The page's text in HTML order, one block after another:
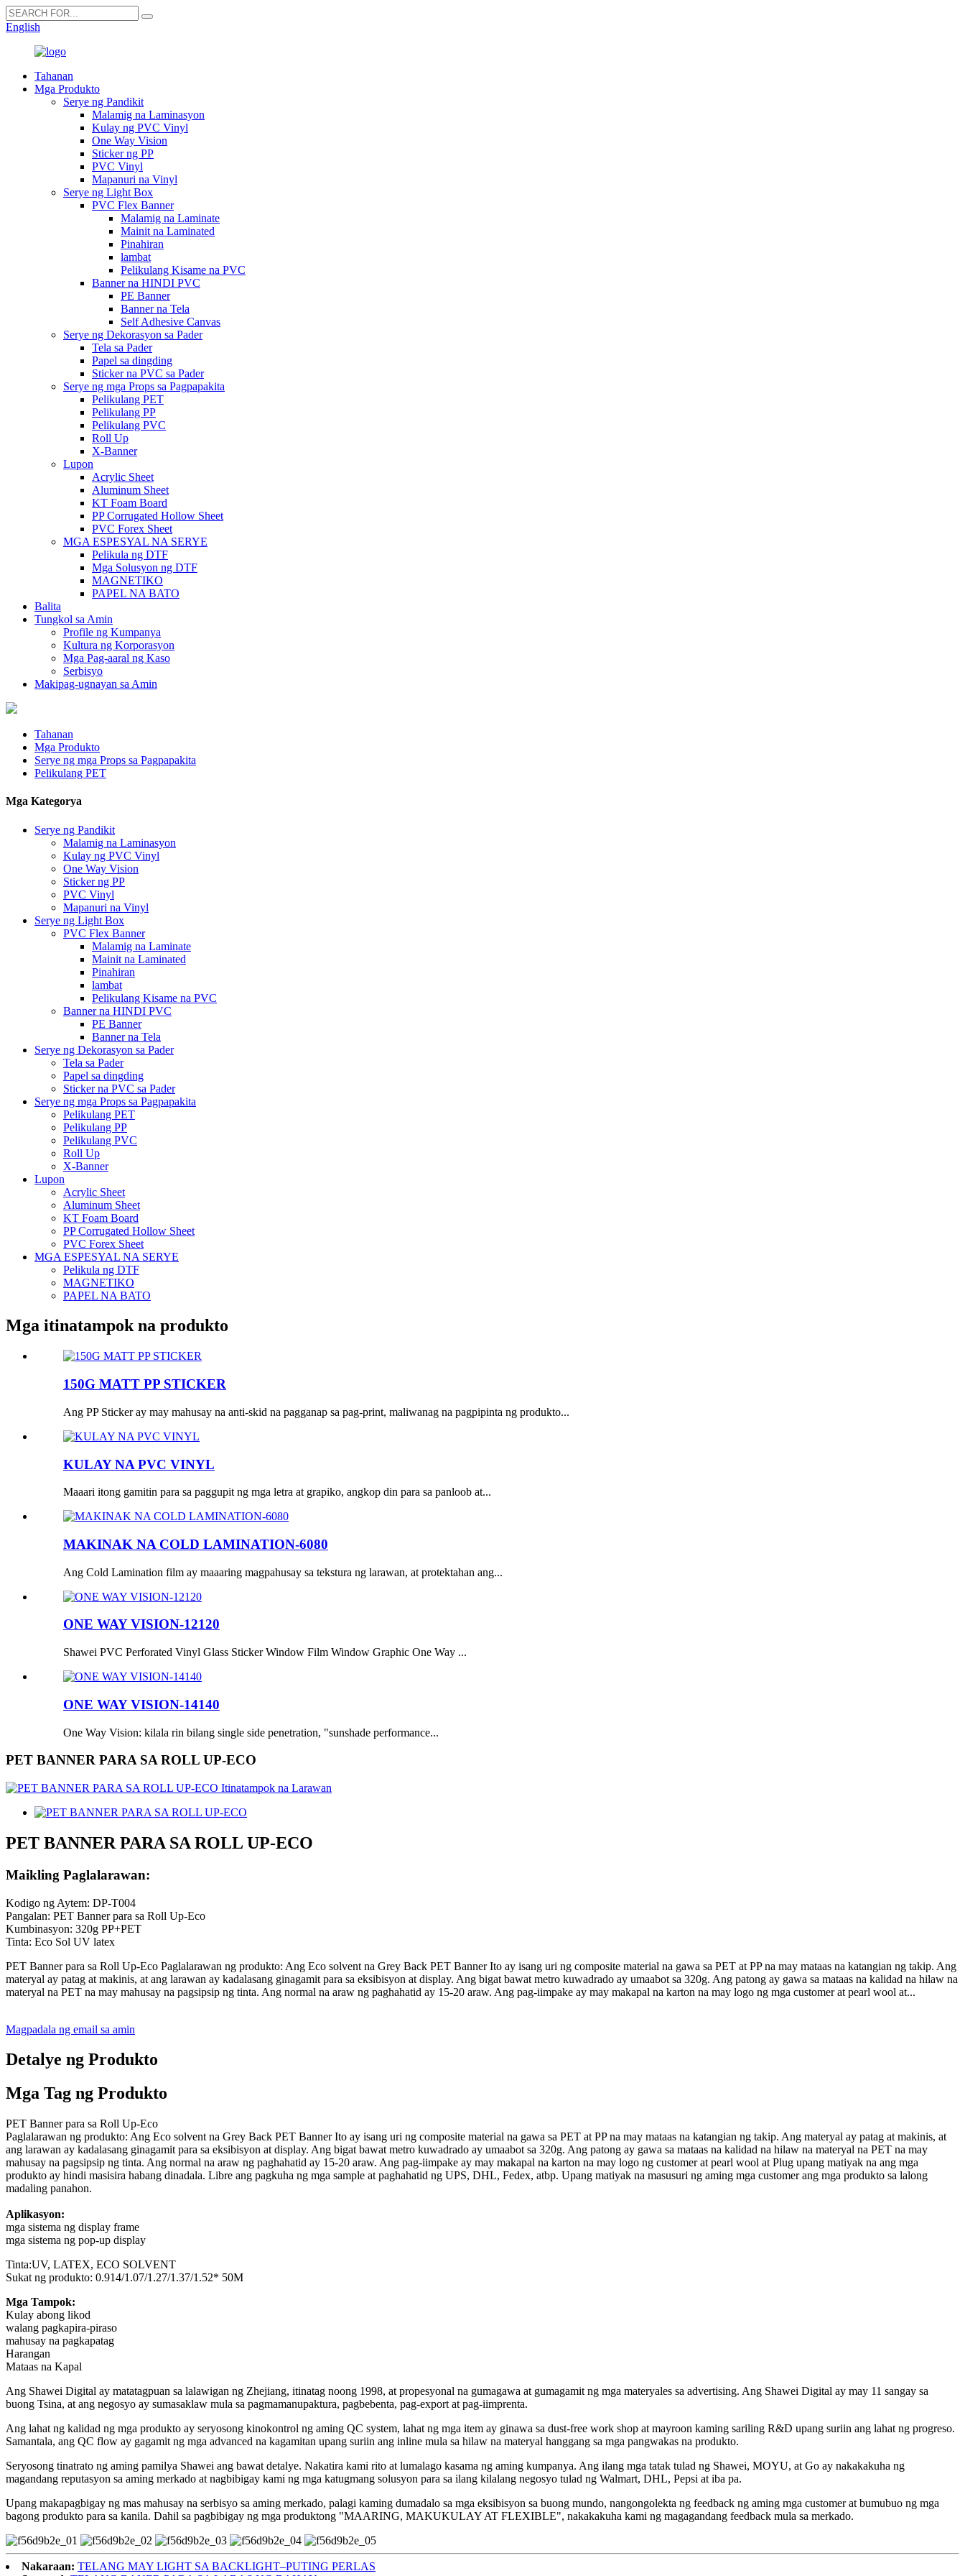
English
Tahanan
Mga Produkto
Serye ng Pandikit
Malamig na Laminasyon
Kulay ng PVC Vinyl
One Way Vision
Sticker ng PP
PVC Vinyl
Mapanuri na Vinyl
Serye ng Light Box
PVC Flex Banner
Malamig na Laminate
Mainit na Laminated
Pinahiran
lambat
Pelikulang Kisame na PVC
Banner na HINDI PVC
PE Banner
Banner na Tela
Self Adhesive Canvas
Serye ng Dekorasyon sa Pader
Tela sa Pader
Papel sa dingding
Sticker na PVC sa Pader
Serye ng mga Props sa Pagpapakita
Pelikulang PET
Pelikulang PP
Pelikulang PVC
Roll Up
X-Banner
Lupon
Acrylic Sheet
Aluminum Sheet
KT Foam Board
PP Corrugated Hollow Sheet
PVC Forex Sheet
MGA ESPESYAL NA SERYE
Pelikula ng DTF
Mga Solusyon ng DTF
MAGNETIKO
PAPEL NA BATO
Balita
Tungkol sa Amin
Profile ng Kumpanya
Kultura ng Korporasyon
Mga Pag-aaral ng Kaso
Serbisyo
Makipag-ugnayan sa Amin
Tahanan
Mga Produkto
Serye ng mga Props sa Pagpapakita
Pelikulang PET
Mga Kategorya
Serye ng Pandikit
Malamig na Laminasyon
Kulay ng PVC Vinyl
One Way Vision
Sticker ng PP
PVC Vinyl
Mapanuri na Vinyl
Serye ng Light Box
PVC Flex Banner
Malamig na Laminate
Mainit na Laminated
Pinahiran
lambat
Pelikulang Kisame na PVC
Banner na HINDI PVC
PE Banner
Banner na Tela
Serye ng Dekorasyon sa Pader
Tela sa Pader
Papel sa dingding
Sticker na PVC sa Pader
Serye ng mga Props sa Pagpapakita
Pelikulang PET
Pelikulang PP
Pelikulang PVC
Roll Up
X-Banner
Lupon
Acrylic Sheet
Aluminum Sheet
KT Foam Board
PP Corrugated Hollow Sheet
PVC Forex Sheet
MGA ESPESYAL NA SERYE
Pelikula ng DTF
MAGNETIKO
PAPEL NA BATO
Mga itinatampok na produkto
150G MATT PP STICKER
Ang PP Sticker ay may mahusay na anti-skid na pagganap sa pag-print, maliwanag na pagpipinta ng produkto...
KULAY NA PVC VINYL
Maaari itong gamitin para sa paggupit ng mga letra at grapiko, angkop din para sa panloob at...
MAKINAK NA COLD LAMINATION-6080
Ang Cold Lamination film ay maaaring magpahusay sa tekstura ng larawan, at protektahan ang...
ONE WAY VISION-12120
Shawei PVC Perforated Vinyl Glass Sticker Window Film Window Graphic One Way ...
ONE WAY VISION-14140
One Way Vision: kilala rin bilang single side penetration, "sunshade performance...
PET BANNER PARA SA ROLL UP-ECO
PET BANNER PARA SA ROLL UP-ECO
Maikling Paglalarawan:
Kodigo ng Aytem: DP-T004
Pangalan: PET Banner para sa Roll Up-Eco
Kumbinasyon: 320g PP+PET
Tinta: Eco Sol UV latex
PET Banner para sa Roll Up-Eco Paglalarawan ng produkto: Ang Eco solvent na Grey Back PET Banner Ito ay isang uri ng composite material na gawa sa PET at PP na may mataas na katangian ng takip. Ang
materyal ay patag at makinis, at ang larawan ay kadalasang ginagamit para sa eksibisyon at display. Ang bigat bawat metro kuwadrado ay umaabot sa 320g. Ang patong ay gawa sa mataas na kalidad na hilaw na
materyal na PET na may mahusay na pagsipsip ng tinta. Ang normal na araw ng paghahatid ay 15-20 araw. Ang pag-iimpake ay may makapal na karton na may logo ng mga customer at pearl wool at...
Magpadala ng email sa amin
Detalye ng Produkto
Mga Tag ng Produkto
PET Banner para sa Roll Up-Eco
Paglalarawan ng produkto: Ang Eco solvent na Grey Back PET Banner Ito ay isang uri ng composite material na gawa sa PET at PP na may mataas na katangian ng takip. Ang materyal ay patag at makinis, at
ang larawan ay kadalasang ginagamit para sa eksibisyon at display. Ang bigat bawat metro kuwadrado ay umaabot sa 320g. Ang patong ay gawa sa mataas na kalidad na hilaw na materyal na PET na may
mahusay na pagsipsip ng tinta. Ang normal na araw ng paghahatid ay 15-20 araw. Ang pag-iimpake ay may makapal na karton na may logo ng customer at pearl wool at Plug upang matiyak na ang mga
produkto ay hindi masisira habang dinadala. Libre ang pagkuha ng mga sample at paghahatid ng UPS, DHL, Fedex, atbp. Upang matiyak na masusuri ng aming mga customer ang mga produkto sa lalong
madaling panahon.
Aplikasyon:
mga sistema ng display frame
mga sistema ng pop-up display
Tinta:UV, LATEX, ECO SOLVENT
Sukat ng produkto: 0.914/1.07/1.27/1.37/1.52* 50M
Mga Tampok:
Kulay abong likod
walang pagkapira-piraso
mahusay na pagkapatag
Harangan
Mataas na Kapal
Ang Shawei Digital ay matatagpuan sa lalawigan ng Zhejiang, itinatag noong 1998, at propesyonal na gumagawa at gumagamit ng mga materyales sa advertising. Ang Shawei Digital ay may 11 sangay sa
buong Tsina, at ang negosyo ay sumasaklaw mula sa pagmamanupaktura, pagbebenta, pag-export at pag-iimprenta.
Ang lahat ng kalidad ng mga produkto ay seryosong kinokontrol ng aming QC system, lahat ng mga item ay ginawa sa dust-free work shop at mayroon kaming sariling R&D upang suriin ang lahat ng progreso.
Samantala, ang QC flow ay gagamit ng mga advanced na kagamitan upang suriin ang inline mula sa hilaw na materyal hanggang sa mga pangwakas na produkto.
Seryosong tinatrato ng aming pamilya Shawei ang bawat detalye. Nakatira kami rito at lumalago kasama ng aming kumpanya. Ang ilang mga tatak tulad ng Shawei, MOYU, at Go ay nakakakuha ng
magandang reputasyon sa aming merkado at nagbibigay kami ng mga katugmang solusyon para sa ilang kilalang negosyo tulad ng Walmart, DHL, Pepsi at iba pa.
Upang makapagbigay ng mas mahusay na serbisyo sa aming merkado, palagi kaming dumadalo sa mga eksibisyon sa buong mundo, nangongolekta ng feedback ng aming mga customer at bumubuo ng mga
bagong produkto para sa kanila. Dahil sa pagbibigay ng mga produktong "MAARING, MAKUKULAY AT FLEXIBLE", nakakakuha kami ng magagandang feedback mula sa merkado.
Nakaraan: TELANG MAY LIGHT SA BACKLIGHT–PUTING PERLAS